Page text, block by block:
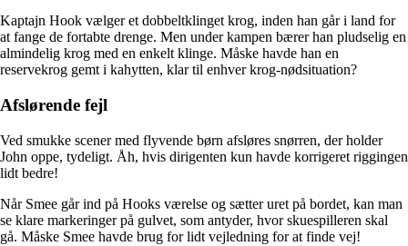
Kaptajn Hook vælger et dobbeltklinget krog, inden han går i land for
at fange de fortabte drenge. Men under kampen bærer han pludselig en
almindelig krog med en enkelt klinge. Måske havde han en
reservekrog gemt i kahytten, klar til enhver krog-nødsituation?
Afslørende fejl
Ved smukke scener med flyvende børn afsløres snørren, der holder
John oppe, tydeligt. Åh, hvis dirigenten kun havde korrigeret riggingen
lidt bedre!
Når Smee går ind på Hooks værelse og sætter uret på bordet, kan man
se klare markeringer på gulvet, som antyder, hvor skuespilleren skal
gå. Måske Smee havde brug for lidt vejledning for at finde vej!